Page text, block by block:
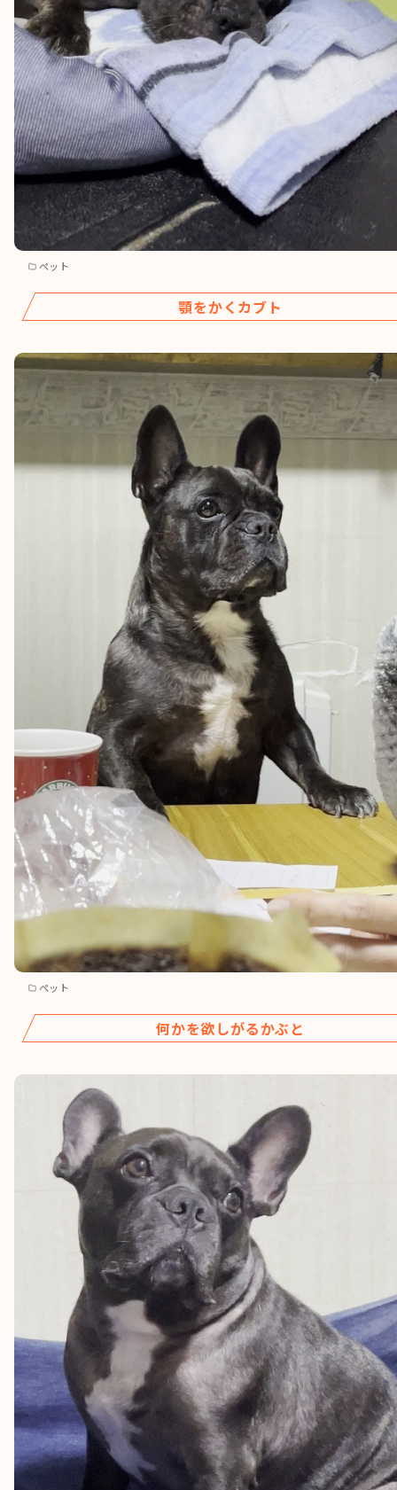
ペット
顎をかくカブト
ペット
何かを欲しがるかぶと